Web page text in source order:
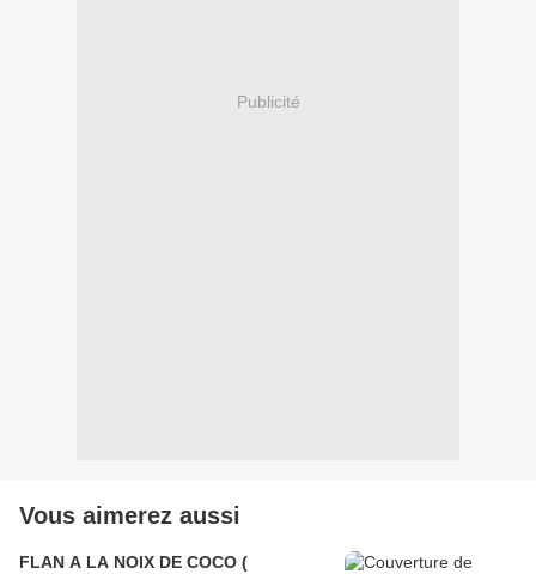
Publicité
Vous aimerez aussi
FLAN A LA NOIX DE COCO (